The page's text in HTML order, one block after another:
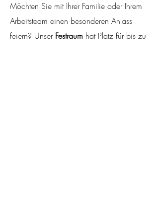
Möchten Sie mit Ihrer Familie oder Ihrem
Arbeitsteam einen besonderen Anlass
feiern? Unser Festraum hat Platz für bis zu